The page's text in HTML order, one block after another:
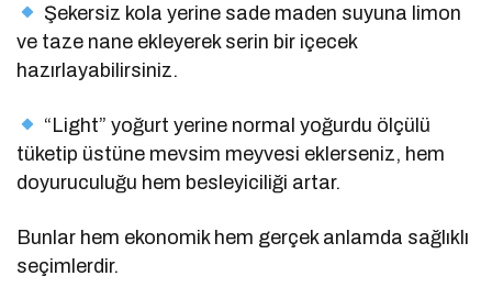
Şekersiz kola yerine sade maden suyuna limon
ve taze nane ekleyerek serin bir içecek
hazırlayabilirsiniz.
“Light” yoğurt yerine normal yoğurdu ölçülü
tüketip üstüne mevsim meyvesi eklerseniz, hem
doyuruculuğu hem besleyiciliği artar.
Bunlar hem ekonomik hem gerçek anlamda sağlıklı
seçimlerdir.